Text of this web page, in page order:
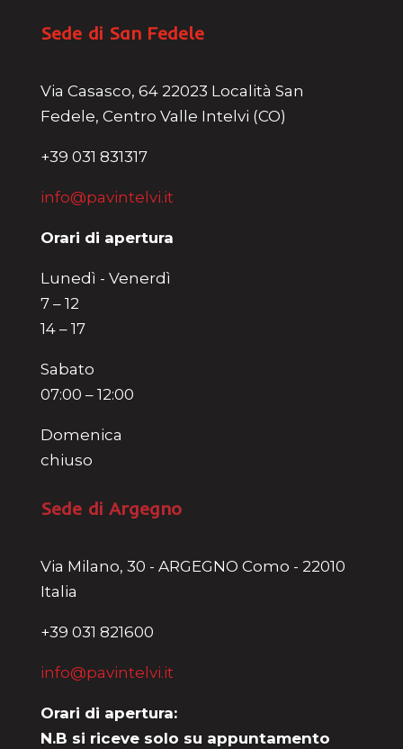
Sede di San Fedele
Via Casasco, 64 22023 Località San
Fedele, Centro Valle Intelvi (CO)
+39 031 831317
info@pavintelvi.it
Orari di apertura
Lunedì - Venerdì
7 – 12
14 – 17
Sabato
07:00 – 12:00
Domenica
chiuso
Sede di Argegno
Via Milano, 30 - ARGEGNO Como - 22010
Italia
+39 031 821600
info@pavintelvi.it
Orari di apertura:
N.B si riceve solo su appuntamento